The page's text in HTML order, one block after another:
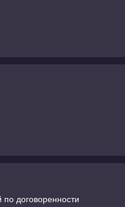
по договоренности